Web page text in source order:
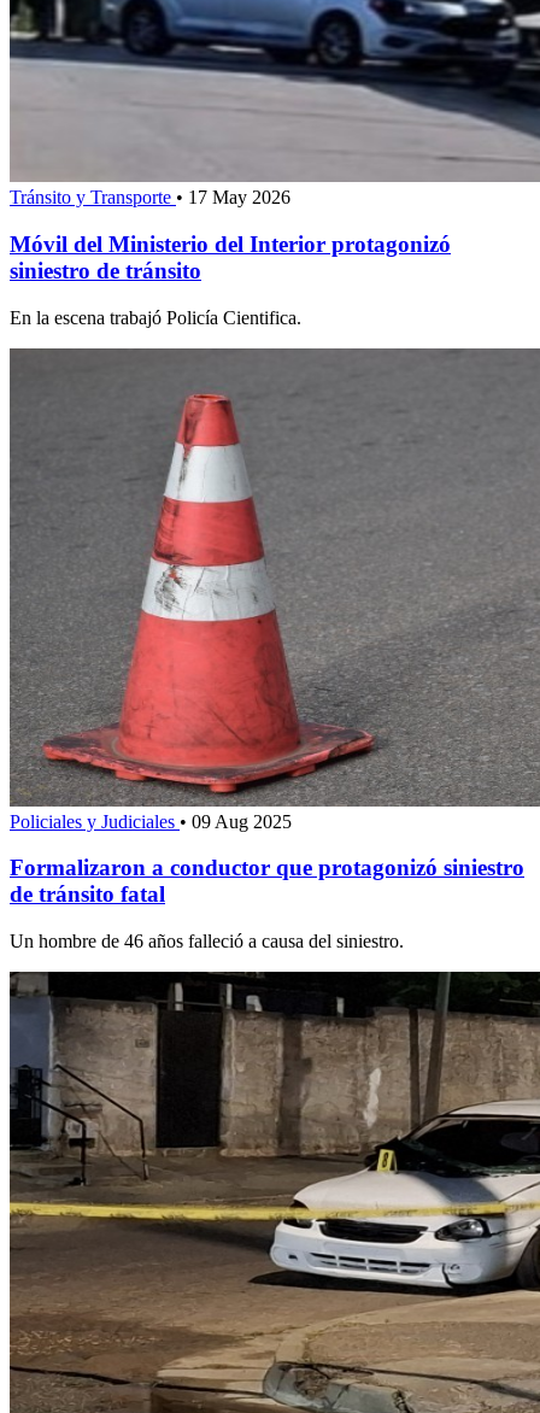
Tránsito y Transporte • 17 May 2026
Móvil del Ministerio del Interior protagonizó
siniestro de tránsito
En la escena trabajó Policía Cientifica.
Policiales y Judiciales • 09 Aug 2025
Formalizaron a conductor que protagonizó siniestro
de tránsito fatal
Un hombre de 46 años falleció a causa del siniestro.